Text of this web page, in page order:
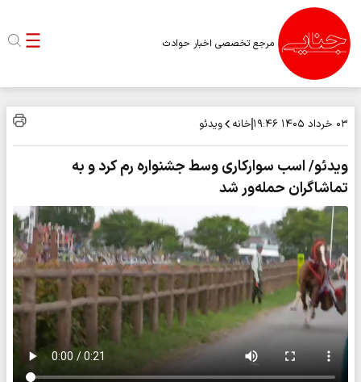
مرجع تخصصی اخبار حوادث
۰۳ خرداد ۱۴۰۵ ۱۹:۴۶ خانه ویدئو
ویدئو/ اسب سوارکاری وسط جشنواره رم کرد و به
تماشاگران حمله‌ور شد